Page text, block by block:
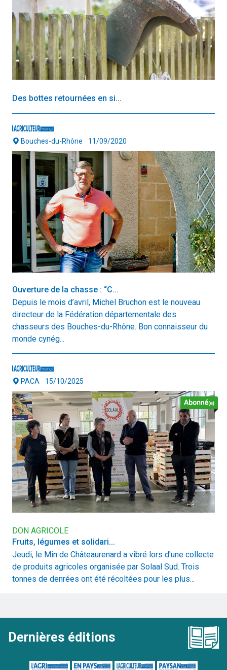
Des bottes retournées en si...
Bouches-du-Rhône 11/09/2020
Ouverture de la chasse : “C...
Depuis le mois d’avril, Michel Bruchon est le nouveau
directeur de la Fédération départementale des
chasseurs des Bouches-du-Rhône. Bon connaisseur du
monde cynég...
PACA 15/10/2025
DON AGRICOLE
Fruits, légumes et solidari...
Jeudi, le Min de Châteaurenard a vibré lors d'une collecte
de produits agricoles organisée par Solaal Sud. Trois
tonnes de denrées ont été récoltées pour les plus...
Dernières éditions